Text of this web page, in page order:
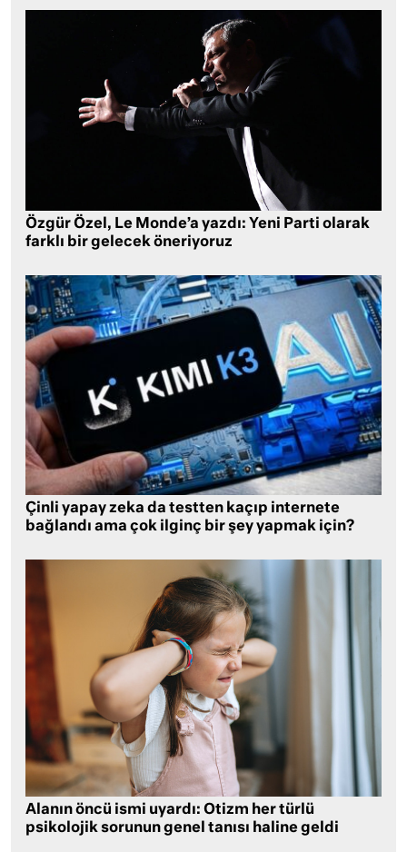
Özgür Özel, Le Monde’a yazdı: Yeni Parti olarak
farklı bir gelecek öneriyoruz
Çinli yapay zeka da testten kaçıp internete
bağlandı ama çok ilginç bir şey yapmak için?
Alanın öncü ismi uyardı: Otizm her türlü
psikolojik sorunun genel tanısı haline geldi